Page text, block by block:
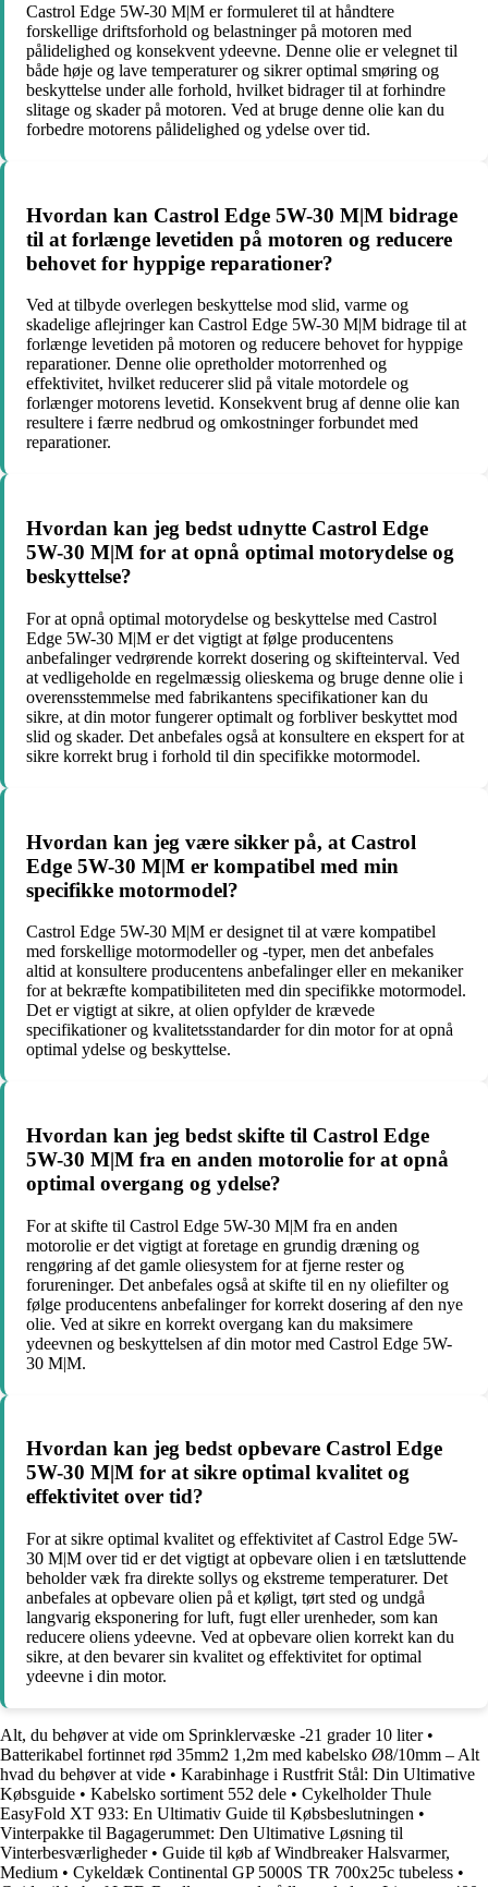
Castrol Edge 5W-30 M|M er formuleret til at håndtere
forskellige driftsforhold og belastninger på motoren med
pålidelighed og konsekvent ydeevne. Denne olie er velegnet til
både høje og lave temperaturer og sikrer optimal smøring og
beskyttelse under alle forhold, hvilket bidrager til at forhindre
slitage og skader på motoren. Ved at bruge denne olie kan du
forbedre motorens pålidelighed og ydelse over tid.
Hvordan kan Castrol Edge 5W-30 M|M bidrage
til at forlænge levetiden på motoren og reducere
behovet for hyppige reparationer?
Ved at tilbyde overlegen beskyttelse mod slid, varme og
skadelige aflejringer kan Castrol Edge 5W-30 M|M bidrage til at
forlænge levetiden på motoren og reducere behovet for hyppige
reparationer. Denne olie opretholder motorrenhed og
effektivitet, hvilket reducerer slid på vitale motordele og
forlænger motorens levetid. Konsekvent brug af denne olie kan
resultere i færre nedbrud og omkostninger forbundet med
reparationer.
Hvordan kan jeg bedst udnytte Castrol Edge
5W-30 M|M for at opnå optimal motorydelse og
beskyttelse?
For at opnå optimal motorydelse og beskyttelse med Castrol
Edge 5W-30 M|M er det vigtigt at følge producentens
anbefalinger vedrørende korrekt dosering og skifteinterval. Ved
at vedligeholde en regelmæssig olieskema og bruge denne olie i
overensstemmelse med fabrikantens specifikationer kan du
sikre, at din motor fungerer optimalt og forbliver beskyttet mod
slid og skader. Det anbefales også at konsultere en ekspert for at
sikre korrekt brug i forhold til din specifikke motormodel.
Hvordan kan jeg være sikker på, at Castrol
Edge 5W-30 M|M er kompatibel med min
specifikke motormodel?
Castrol Edge 5W-30 M|M er designet til at være kompatibel
med forskellige motormodeller og -typer, men det anbefales
altid at konsultere producentens anbefalinger eller en mekaniker
for at bekræfte kompatibiliteten med din specifikke motormodel.
Det er vigtigt at sikre, at olien opfylder de krævede
specifikationer og kvalitetsstandarder for din motor for at opnå
optimal ydelse og beskyttelse.
Hvordan kan jeg bedst skifte til Castrol Edge
5W-30 M|M fra en anden motorolie for at opnå
optimal overgang og ydelse?
For at skifte til Castrol Edge 5W-30 M|M fra en anden
motorolie er det vigtigt at foretage en grundig dræning og
rengøring af det gamle oliesystem for at fjerne rester og
forureninger. Det anbefales også at skifte til en ny oliefilter og
følge producentens anbefalinger for korrekt dosering af den nye
olie. Ved at sikre en korrekt overgang kan du maksimere
ydeevnen og beskyttelsen af din motor med Castrol Edge 5W-
30 M|M.
Hvordan kan jeg bedst opbevare Castrol Edge
5W-30 M|M for at sikre optimal kvalitet og
effektivitet over tid?
For at sikre optimal kvalitet og effektivitet af Castrol Edge 5W-
30 M|M over tid er det vigtigt at opbevare olien i en tætsluttende
beholder væk fra direkte sollys og ekstreme temperaturer. Det
anbefales at opbevare olien på et køligt, tørt sted og undgå
langvarig eksponering for luft, fugt eller urenheder, som kan
reducere oliens ydeevne. Ved at opbevare olien korrekt kan du
sikre, at den bevarer sin kvalitet og effektivitet for optimal
ydeevne i din motor.
Alt, du behøver at vide om Sprinklervæske -21 grader 10 liter •
Batterikabel fortinnet rød 35mm2 1,2m med kabelsko Ø8/10mm – Alt
hvad du behøver at vide • Karabinhage i Rustfrit Stål: Din Ultimative
Købsguide • Kabelsko sortiment 552 dele • Cykelholder Thule
EasyFold XT 933: En Ultimativ Guide til Købsbeslutningen •
Vinterpakke til Bagagerummet: Den Ultimative Løsning til
Vinterbesværligheder• Guide til køb af Windbreaker Halsvarmer,
Medium • Cykeldæk Continental GP 5000S TR 700x25c tubeless •